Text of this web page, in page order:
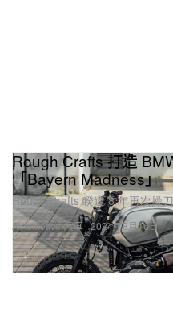
Automotive 汽車
Rough Crafts 打造
「Bayern Madness」
Rough Crafts 睽違 8 年再次操
2024年8月16日